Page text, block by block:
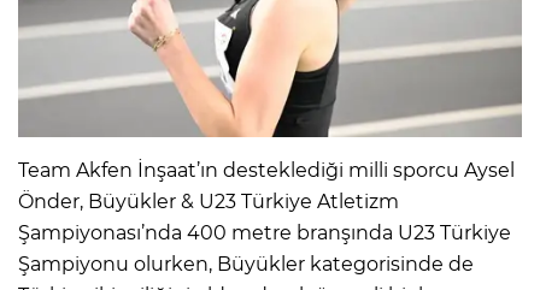
Team Akfen İnşaat’ın desteklediği milli sporcu Aysel
Önder, Büyükler & U23 Türkiye Atletizm
Şampiyonası’nda 400 metre branşında U23 Türkiye
Şampiyonu olurken, Büyükler kategorisinde de